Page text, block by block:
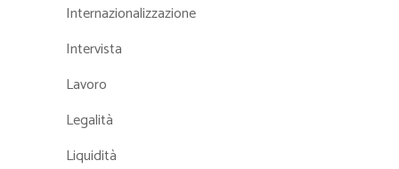
Internazionalizzazione
Intervista
Lavoro
Legalità
Liquidità